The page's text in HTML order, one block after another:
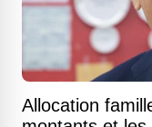
Allocation